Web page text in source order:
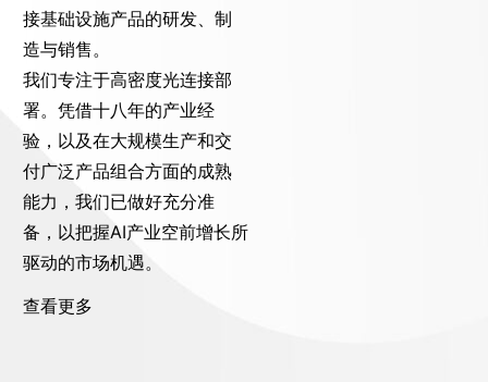
接基础设施产品的研发、制
造与销售。
我们专注于高密度光连接部
署。凭借十八年的产业经
验，以及在大规模生产和交
付广泛产品组合方面的成熟
能力，我们已做好充分准
备，以把握AI产业空前增长所
驱动的市场机遇。
查看更多